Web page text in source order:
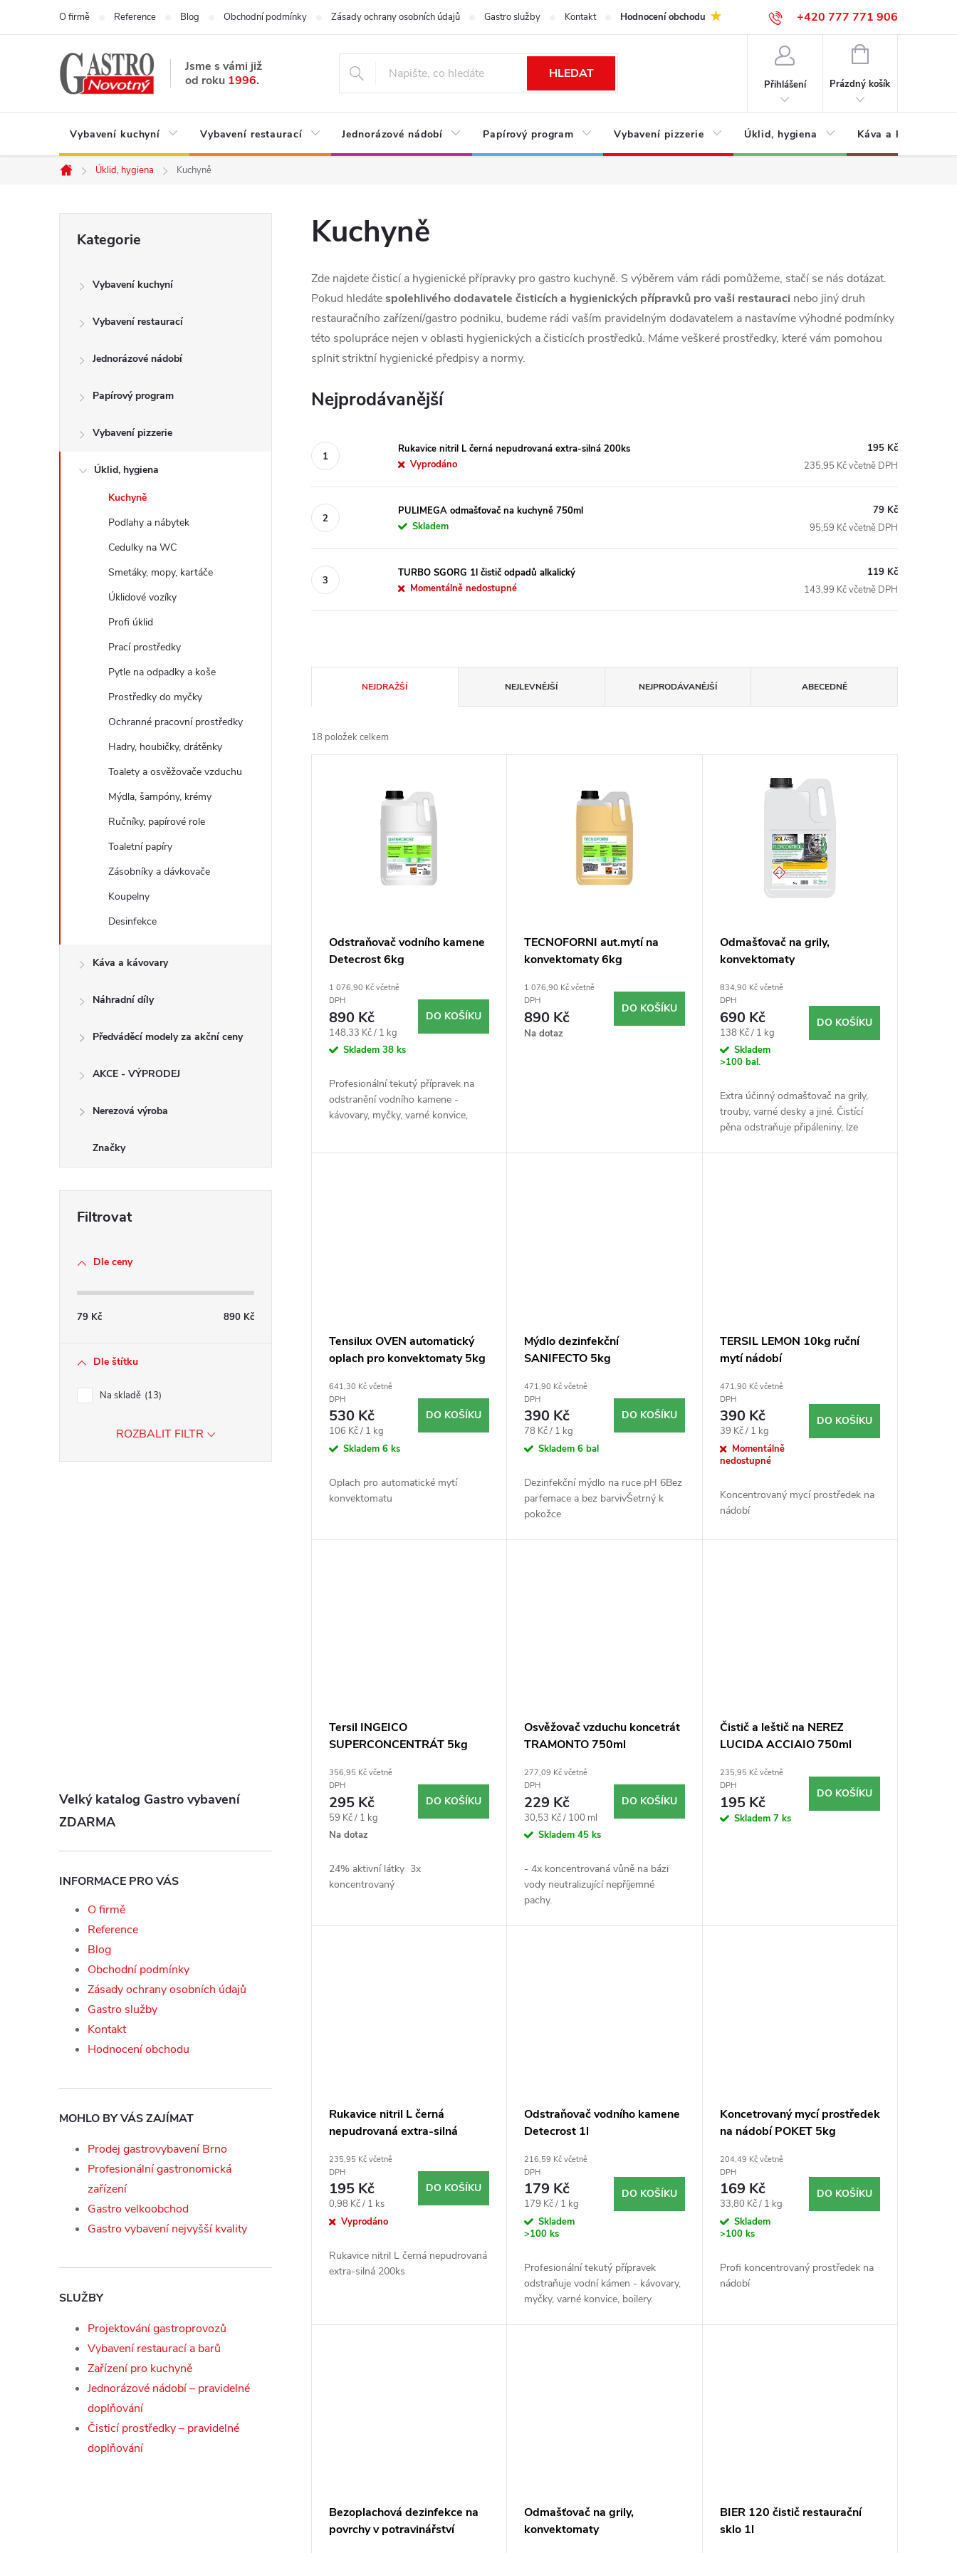
+420 777 771 906
O firmě Reference Blog Obchodní podmínky Zásady ochrany osobních údajů Gastro služby Kontakt Hodnocení obchodu
Jsme s vámi již
od roku 1996. HLEDAT
Přihlášení
NÁKUPNÍ
Prázdný košík
Vybavení kuchyní Vybavení restaurací Jednorázové nádobí Papírový program Vybavení pizzerie Úklid, hygiena Káva a kávovary
Domů
Úklid, hygiena Kuchyně
n
kategorie
Kategorie
Vybavení kuchyní
Vybavení restaurací
Jednorázové nádobí
Papírový program
Vybavení pizzerie
Úklid, hygiena
Kuchyně
Podlahy a nábytek
Cedulky na WC
Smetáky, mopy, kartáče
Úklidové vozíky
Profi úklid
Prací prostředky
Pytle na odpadky a koše
Prostředky do myčky
Ochranné pracovní prostředky
Hadry, houbičky, drátěnky
Toalety a osvěžovače vzduchu
Mýdla, šampóny, krémy
Ručníky, papírové role
Toaletní papíry
Zásobníky a dávkovače
Koupelny
Desinfekce
Káva a kávovary
Náhradní díly
Předváděcí modely za akční ceny
AKCE - VÝPRODEJ
Nerezová výroba
Značky
Dle ceny
79 Kč 890 Kč
Dle štítku
Na skladě 13
ROZBALIT FILTR
Velký katalog Gastro vybavení
ZDARMA
INFORMACE PRO VÁS
O firmě
Reference
Blog
Obchodní podmínky
Zásady ochrany osobních údajů
Gastro služby
Kontakt
Hodnocení obchodu
MOHLO BY VÁS ZAJÍMAT
Prodej gastrovybavení Brno
Profesionální gastronomická
zařízení
Gastro velkoobchod
Gastro vybavení nejvyšší kvality
SLUŽBY
Projektování gastroprovozů
Vybavení restaurací a barů
Zařízení pro kuchyně
Jednorázové nádobí – pravidelné
doplňování
Čisticí prostředky – pravidelné
doplňování
Kuchyně
Zde najdete čisticí a hygienické přípravky pro gastro kuchyně. S výběrem vám rádi pomůžeme, stačí se nás dotázat.
Pokud hledátespolehlivého dodavatele čisticích a hygienických přípravků pro vaši restauraci nebo jiný druh
restauračního zařízení/gastro podniku, budeme rádi vaším pravidelným dodavatelem a nastavíme výhodné podmínky
této spolupráce nejen v oblasti hygienických a čisticích prostředků. Máme veškeré prostředky, které vám pomohou
splnit striktní hygienické předpisy a normy.
Nejprodávanější
Rukavice nitril L černá nepudrovaná extra-silná 200ks
Vyprodáno
195 Kč
235,95 Kč včetně DPH
PULIMEGA odmašťovač na kuchyně 750ml
Skladem
79 Kč
95,59 Kč včetně DPH
TURBO SGORG 1l čistič odpadů alkalický
Momentálně nedostupné
119 Kč
143,99 Kč včetně DPH
a
z
ů
NEJDRAŽŠÍ NEJLEVNĚJŠÍ NEJPRODÁVANĚJŠÍ ABECEDNĚ
18 položek celkem
t
Odstraňovač vodního kamene
Detecrost 6kg
1 076,90 Kč včetně
DPH
890 Kč
Měrná
cena:
148,33 Kč / 1 kg
Skladem 38 ks
DO KOŠÍKU
Profesionální tekutý přípravek na
odstranění vodního kamene -
kávovary, myčky, varné konvice,
TECNOFORNI aut.mytí na
konvektomaty 6kg
1 076,90 Kč včetně
DPH
890 Kč
Na dotaz
DO KOŠÍKU
Odmašťovač na grily,
konvektomaty
834,90 Kč včetně
DPH
690 Kč
Měrná
cena:
138 Kč / 1 kg
Skladem
>100 bal.
DO KOŠÍKU
Extra účinný odmašťovač na grily,
trouby, varné desky a jiné. Čistící
pěna odstraňuje připáleniny, lze
Tensilux OVEN automatický
oplach pro konvektomaty 5kg
641,30 Kč včetně
DPH
530 Kč
Měrná
cena:
106 Kč / 1 kg
Skladem 6 ks
DO KOŠÍKU
Oplach pro automatické mytí
konvektomatu
Mýdlo dezinfekční
SANIFECTO 5kg
471,90 Kč včetně
DPH
390 Kč
Měrná
cena:
78 Kč / 1 kg
Skladem6 bal
DO KOŠÍKU
Dezinfekční mýdlo na ruce pH 6Bez
parfemace a bez barvivŠetrný k
pokožce
TERSIL LEMON 10kg ruční
mytí nádobí
471,90 Kč včetně
DPH
390 Kč
Měrná
cena:
39 Kč / 1 kg
Momentálně
nedostupné
DO KOŠÍKU
Koncentrovaný mycí prostředek na
nádobí
Tersil INGEICO
SUPERCONCENTRÁT 5kg
356,95 Kč včetně
DPH
295 Kč
Měrná
cena:
59 Kč / 1 kg
Na dotaz
DO KOŠÍKU
24% aktivní látky 3x
koncentrovaný
Osvěžovač vzduchu koncetrát
TRAMONTO 750ml
277,09 Kč včetně
DPH
229 Kč
Měrná
cena:
30,53 Kč / 100 ml
Skladem45 ks
DO KOŠÍKU
- 4x koncentrovaná vůně na bázi
vody neutralizující nepříjemné
pachy.
Čistič a leštič na NEREZ
LUCIDA ACCIAIO 750ml
235,95 Kč včetně
DPH
195 Kč
Skladem 7 ks
DO KOŠÍKU
Rukavice nitril L černá
nepudrovaná extra-silná
235,95 Kč včetně
DPH
195 Kč
Měrná
cena:
0,98 Kč / 1 ks
Vyprodáno
DO KOŠÍKU
Rukavice nitril L černá nepudrovaná
extra-silná 200ks
Odstraňovač vodního kamene
Detecrost 1l
216,59 Kč včetně
DPH
179 Kč
Měrná
cena:
179 Kč / 1 kg
Skladem
>100 ks
DO KOŠÍKU
Profesionální tekutý přípravek
odstraňuje vodní kámen - kávovary,
myčky, varné konvice, boilery.
Koncetrovaný mycí prostředek
na nádobí POKET 5kg
204,49 Kč včetně
DPH
169 Kč
Měrná
cena:
33,80 Kč / 1 kg
Skladem
>100 ks
DO KOŠÍKU
Profi koncentrovaný prostředek na
nádobí
Bezoplachová dezinfekce na
povrchy v potravinářství
Odmašťovač na grily,
konvektomaty
BIER 120 čistič restaurační
sklo 1l